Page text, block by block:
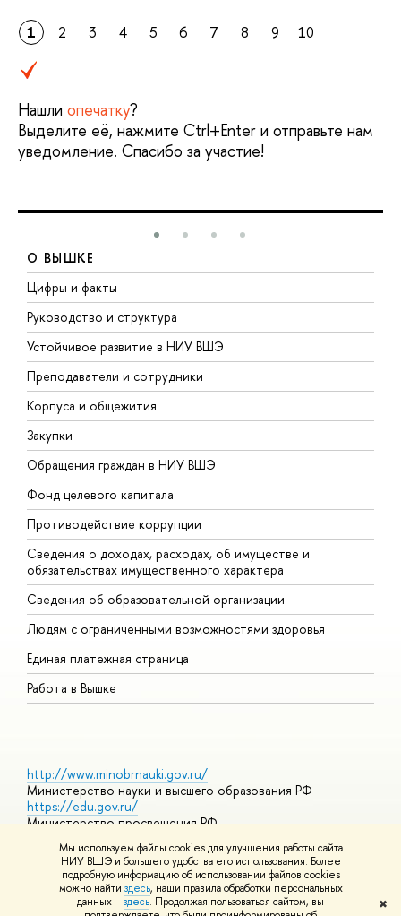
Мы используем файлы cookies для улучшения работы сайта
НИУ ВШЭ и большего удобства его использования. Более
подробную информацию об использовании файлов cookies
можно найти здесь, наши правила обработки персональных
данных –здесь. Продолжая пользоваться сайтом, вы
✖
1 2 3 4 5 6 7 8 9 10
Нашли опечатку?
Выделите её, нажмите Ctrl+Enter и отправьте нам
уведомление. Спасибо за участие!
О ВЫШКЕ
Цифры и факты
Руководство и структура
Устойчивое развитие в НИУ ВШЭ
Преподаватели и сотрудники
Корпуса и общежития
Закупки
Обращения граждан в НИУ ВШЭ
Фонд целевого капитала
Противодействие коррупции
Сведения о доходах, расходах, об имуществе и
обязательствах имущественного характера
Сведения об образовательной организации
Людям с ограниченными возможностями здоровья
Единая платежная страница
Работа в Вышке
http://www.minobrnauki.gov.ru/
Министерство науки и высшего образования РФ
https://edu.gov.ru/
Министерство просвещения РФ
https://elearning.hse.ru/mooc
Массовые открытые онлайн-курсы
© НИУ ВШЭ 1993–2026 Адреса и контактыУсловия